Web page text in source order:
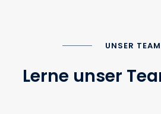
UNSER TEAM
Lerne unser